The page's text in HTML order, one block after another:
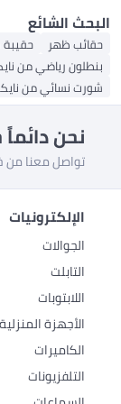
البحث الشائع
حقائب ظهر
بنطلون رياضي من
شورت نسائي من
نحن
تواصل معنا من
الإلكترونيات
الجوالات
التابلت
اللابتوبات
الأجهزة المنزلية
الكاميرات
التلفزيونات